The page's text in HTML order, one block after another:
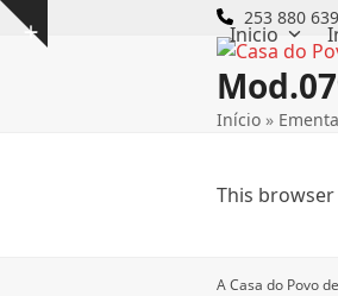
Skip
Show
253 880 639
Inicio
Início »
This
A Casa do Povo